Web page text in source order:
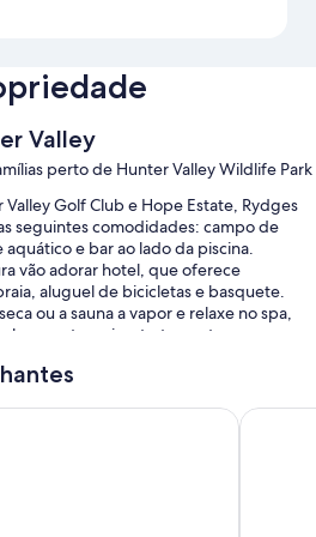
Valley
perto de Hunter Valley Wildlife Park
Golf Club e Hope Estate, Rydges
seguintes comodidades: campo de
e bar ao lado da piscina.
vão adorar hotel, que oferece
aluguel de bicicletas e basquete.
ou a sauna a vapor e relaxe no spa,
aromaterapia e tratamentos para o
refeições ao ar livre. Além de
quartos com velocidade de 25 Mbps ou
voco